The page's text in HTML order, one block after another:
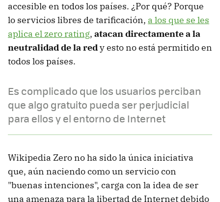
accesible en todos los países. ¿Por qué? Porque
lo servicios libres de tarificación, a los que se les
aplica el zero rating, atacan directamente a la
neutralidad de la redy esto no está permitido en
todos los países.
Es complicado que los usuarios perciban
que algo gratuito pueda ser perjudicial
para ellos y el entorno de Internet
Wikipedia Zero no ha sido la única iniciativa
que, aún naciendo como un servicio con
"buenas intenciones", carga con la idea de ser
una amenaza para la libertad de Internet debido